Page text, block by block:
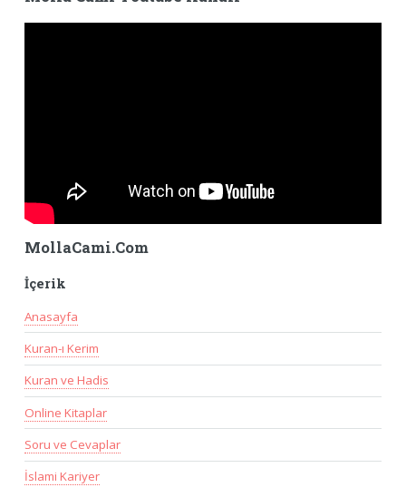
MollaCami.Com
İçerik
Anasayfa
Kuran-ı Kerim
Kuran ve Hadis
Online Kitaplar
Soru ve Cevaplar
İslami Kariyer